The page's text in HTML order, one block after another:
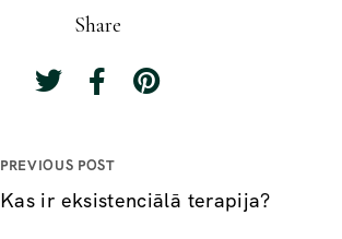
Share
PREVIOUS POST
Kas ir eksistenciālā terapija?